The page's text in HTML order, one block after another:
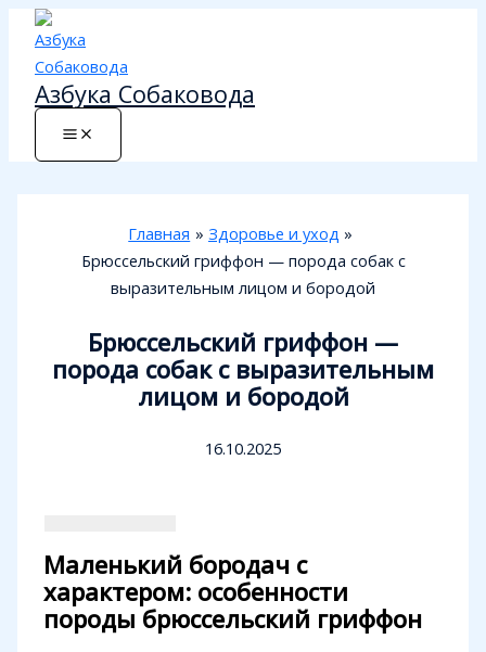
Перейти
содержимому
Азбука Собаковода
Главная
Здоровье и уход
Брюссельский гриффон — порода собак с
выразительным лицом и бородой
Брюссельский гриффон —
порода собак с выразительным
лицом и бородой
16.10.2025
Маленький бородач с
характером: особенности
породы брюссельский гриффон